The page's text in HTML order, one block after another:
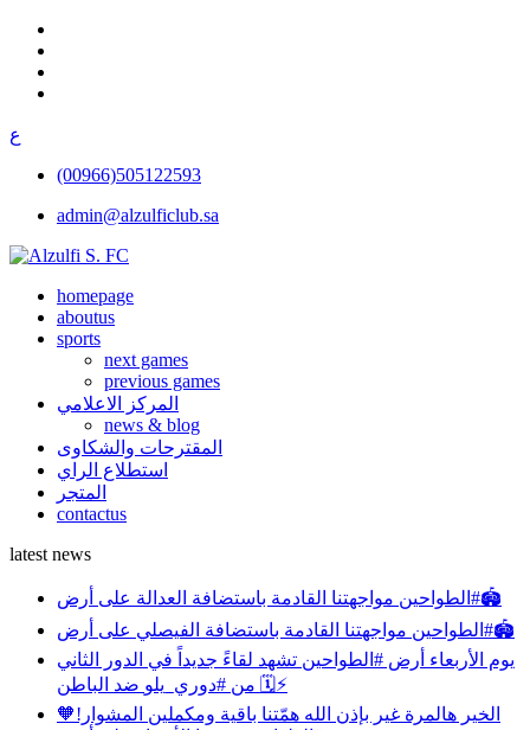
ع
(00966)505122593
admin@alzulficlub.sa
homepage
aboutus
sports
next games
previous games
المركز الاعلامي
news & blog
المقترحات والشكاوى
استطلاع الراي
المتجر
contactus
latest news
مواجهتنا القادمة باستضافة العدالة على أرض ⁧‫#الطواحين‬⁩🏟️
مواجهتنا القادمة باستضافة الفيصلي على أرض ⁧‫#الطواحين‬⁩🏟️
‏يوم الأربعاء أرض ⁧‫#الطواحين‬⁩ تشهد لقاءً جديداً في الدور الثاني
من ⁧‫#دوري_يلو‬⁩ ضد الباطن 🗓️⚡️
‏الخير هالمرة غير بإذن الله ‏همّتنا باقية ومكملين المشوار!🧡